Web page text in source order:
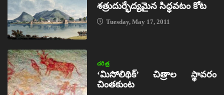
శత్రుదుర్భేద్యమైన సిద్ధవటం కోట
Tuesday, May 17, 2011
చరిత్ర
‘మిసోలిథిక్‌’ చిత్రాల స్థావరం
చింతకుంట